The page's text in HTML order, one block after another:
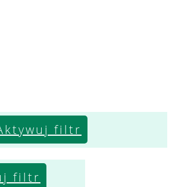
filtr
filtr